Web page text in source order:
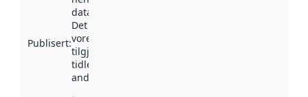
Publisert:
data.norge.no.
Det kan ha
vore
tilgjengeleg
tidlegare
andre stader.